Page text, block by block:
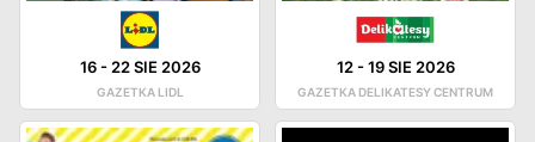
16-22 SIE 2026
GAZETKA LIDL
12-19 SIE 2026
GAZETKA DELIKATESY CENTRUM